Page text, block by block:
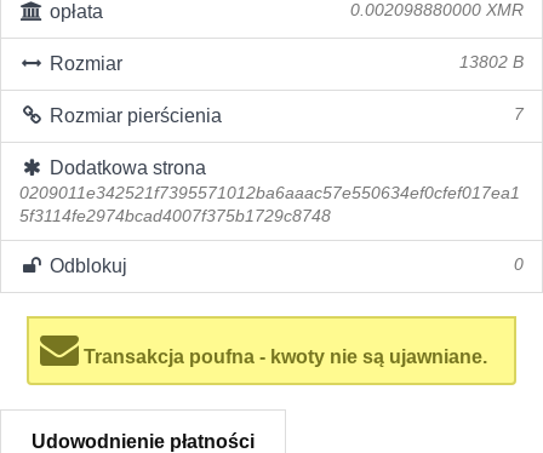
opłata 0.002098880000 XMR
Rozmiar 13802 B
Rozmiar pierścienia 7
Dodatkowa strona
0209011e342521f7395571012ba6aaac57e550634ef0cfef017ea1
5f3114fe2974bcad4007f375b1729c8748
Odblokuj 0
Transakcja poufna - kwoty nie są ujawniane.
Udowodnienie płatności